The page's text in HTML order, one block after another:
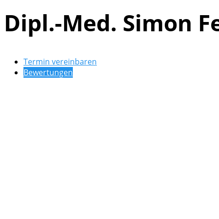
Dipl.-Med. Simon
Termin vereinbaren
Bewertungen